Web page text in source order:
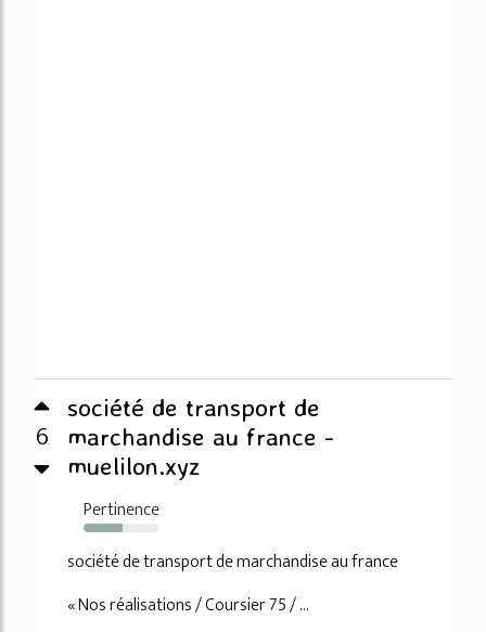
6
société de transport de
marchandise au france -
muelilon.xyz
Pertinence
52%
société de transport de marchandise au france
« Nos réalisations / Coursier 75 / ...